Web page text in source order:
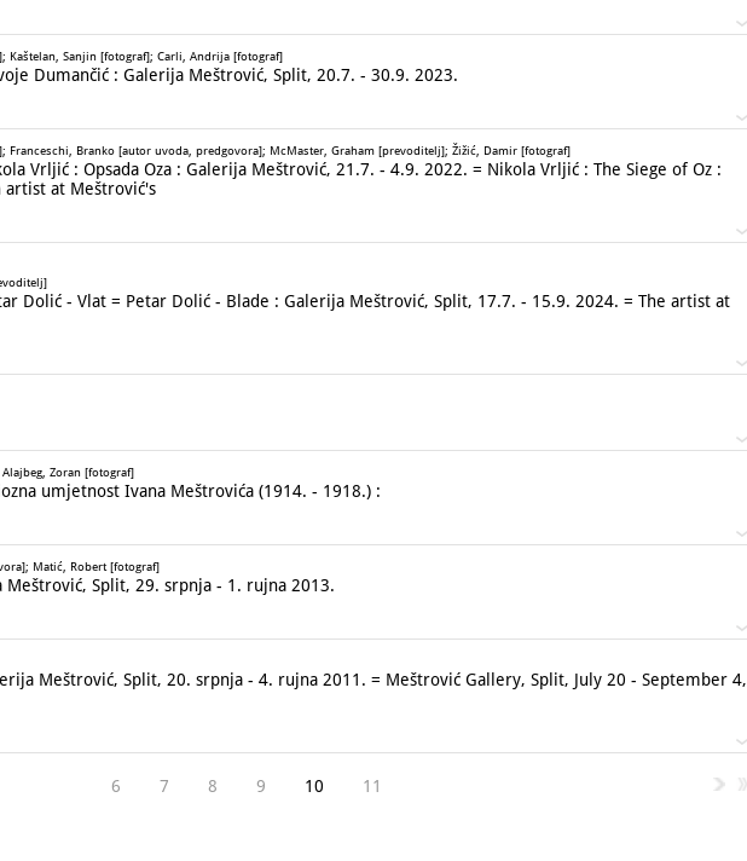
Kaštelan, Sanjin [fotograf]; Carli, Andrija [fotograf]
Dumančić : Galerija Meštrović, Split, 20.7. - 30.9. 2023.
Franceschi, Branko [autor uvoda, predgovora]; McMaster, Graham [prevoditelj]; Žižić, Damir [fotograf]
Vrljić : Opsada Oza : Galerija Meštrović, 21.7. - 4.9. 2022. = Nikola Vrljić : The Siege of Oz :
artist at Meštrović's
Dolić - Vlat = Petar Dolić - Blade : Galerija Meštrović, Split, 17.7. - 15.9. 2024. = The artist at
Zoran [fotograf]
umjetnost Ivana Meštrovića (1914. - 1918.) :
Matić, Robert [fotograf]
Meštrović, Split, 29. srpnja - 1. rujna 2013.
Meštrović, Split, 20. srpnja - 4. rujna 2011. = Meštrović Gallery, Split, July 20 - September 4,
6 7 8 9 10 11